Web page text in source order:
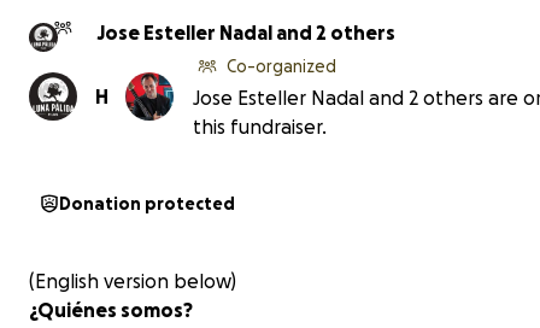
Jose Esteller Nadal and 2 others
H
Co-organized
Jose Esteller Nadal and 2 others are
this fundraiser.
Donation protected
(English version below)
¿Quiénes somos?